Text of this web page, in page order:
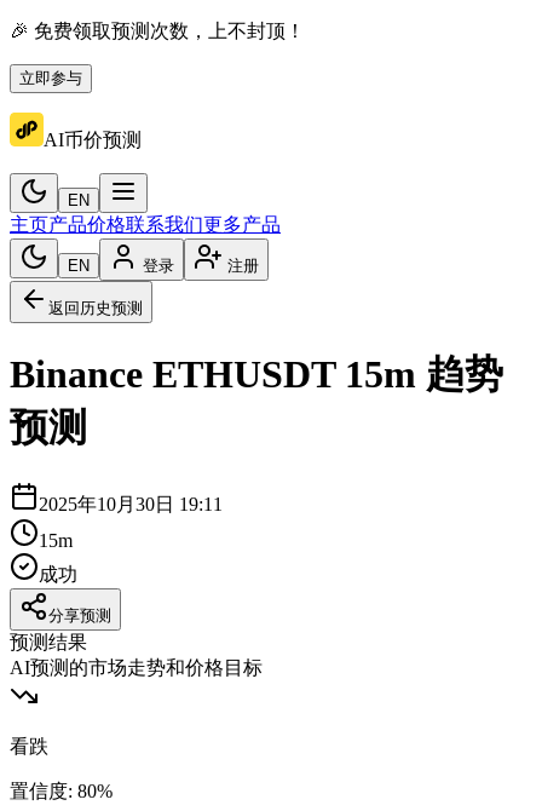
🎉 免费领取预测次数，上不封顶！
立即参与
AI币价预测
EN
主页产品价格联系我们更多产品
EN 登录 注册
返回历史预测
Binance ETHUSDT 15m 趋势
预测
2025年10月30日 19:11
15m
成功
分享预测
预测结果
AI预测的市场走势和价格目标
看跌
置信度: 80%